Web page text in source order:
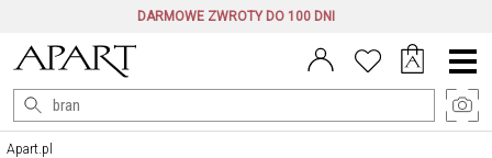
DARMOWE ZWROTY DO 100 DNI
Menu
główne
Apart.pl